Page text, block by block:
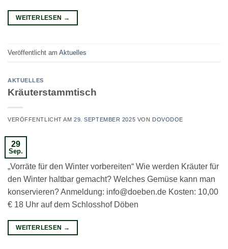
WEITERLESEN →
Veröffentlicht am Aktuelles
AKTUELLES
Kräuterstammtisch
VERÖFFENTLICHT AM29. SEPTEMBER 2025 VON DOVODOE
29
Sep.
„Vorräte für den Winter vorbereiten“ Wie werden Kräuter für
den Winter haltbar gemacht? Welches Gemüse kann man
konservieren? Anmeldung: info@doeben.de Kosten: 10,00
€ 18 Uhr auf dem Schlosshof Döben
WEITERLESEN →